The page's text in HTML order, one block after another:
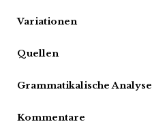
Variationen
Quellen
Grammatikalische Analyse
Kommentare